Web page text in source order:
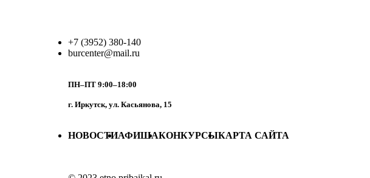
+7 (3952) 380-140
burcenter@mail.ru
ПН–ПТ 9:00–18:00
г. Иркутск, ул. Касьянова, 15
НОВОСТИАФИШАКОНКУРСЫКАРТА САЙТА